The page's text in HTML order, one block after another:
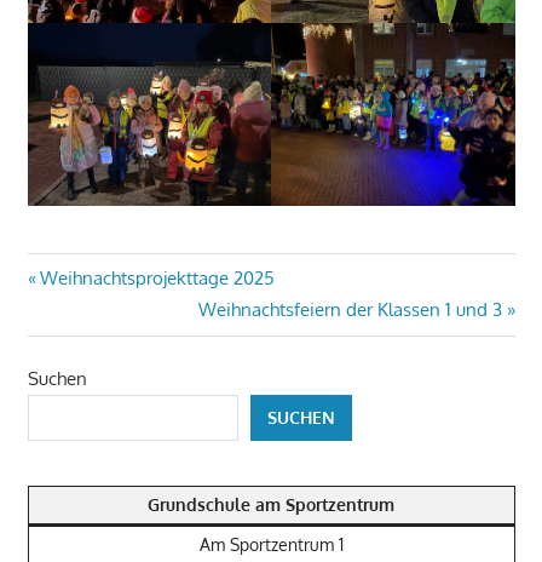
Beitragsnavigation
Vorheriger
Weihnachtsprojekttage 2025
Nächster
Beitrag:
Weihnachtsfeiern der Klassen 1 und 3
Suchen
SUCHEN
Grundschule am Sportzentrum
Am Sportzentrum 1